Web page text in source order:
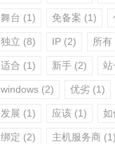
舞台 (1) 免备案 (1)
独立 (8) IP (2) 所有
适合 (1) 新手 (2) 站
windows (2) 优劣 (1)
发展 (1) 应该 (1) 如
绑定 (2) 主机服务商 (1)